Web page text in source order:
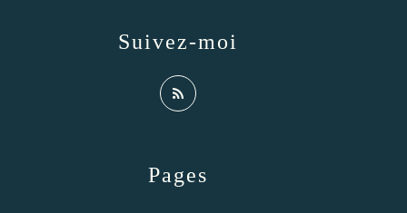
Pages
Suivez-moi